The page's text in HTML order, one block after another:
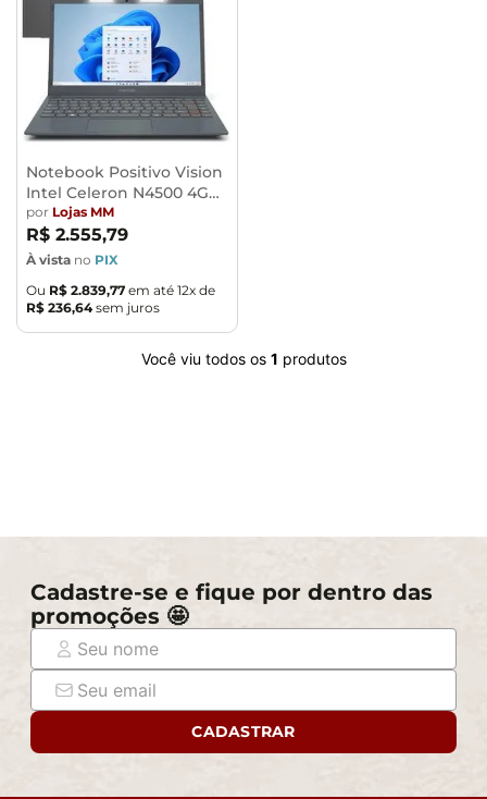
Notebook Positivo Vision
Intel Celeron N4500 4GB
RAM 128GB SSD 14.1"
por Lojas MM
R$ 2.555,79
À vista no PIX
Ou R$ 2.839,77 em até 12x de
R$ 236,64sem juros
Você viu todos os 1 produtos
Cadastre-se e fique por dentro das
promoções 🤩
CADASTRAR